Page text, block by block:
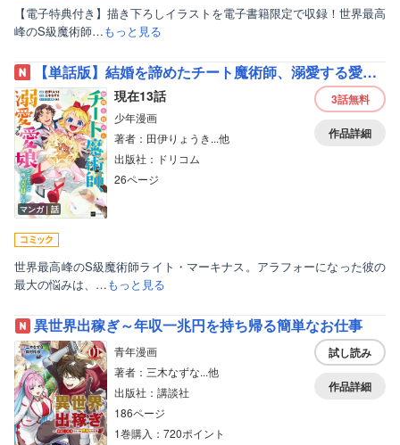
【電子特典付き】描き下ろしイラストを電子書籍限定で収録！世界最高
峰のS級魔術師…もっと見る
【単話版】結婚を諦めたチート魔術師、溺愛する愛娘ができたので一緒に幸せになります
マンガ｜話
現在13話
少年漫画
著者：田伊りょうき...他
出版社：ドリコム
26ページ
3話無料
作品詳細
世界最高峰のS級魔術師ライト・マーキナス。アラフォーになった彼の
最大の悩みは、…もっと見る
異世界出稼ぎ～年収一兆円を持ち帰る簡単なお仕事
青年漫画
著者：三木なずな...他
出版社：講談社
186ページ
1巻購入：720ポイント
試し読み
作品詳細